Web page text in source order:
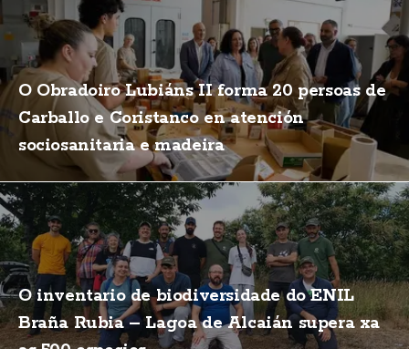
O Obradoiro Lubiáns II forma 20 persoas de
Carballo e Coristanco en atención
sociosanitaria e madeira
O inventario de biodiversidade do ENIL
Braña Rubia – Lagoa de Alcaián supera xa